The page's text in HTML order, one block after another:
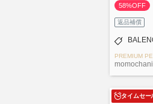
58%OFF
返品補償
PREMIUM
momochani
タイムセー